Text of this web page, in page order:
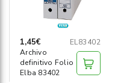
1,45€
EL83402
Archivo
definitivo Folio
Elba 83402